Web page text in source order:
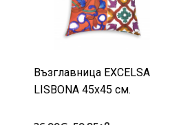
Възглавница EXCELSA
LISBONA 45х45 см.